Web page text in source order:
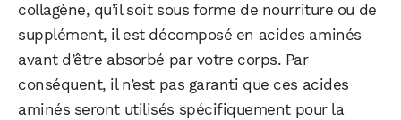
collagène, qu’il soit sous forme de nourriture ou de
supplément, il est décomposé en acides aminés
avant d’être absorbé par votre corps. Par
conséquent, il n’est pas garanti que ces acides
aminés seront utilisés spécifiquement pour la